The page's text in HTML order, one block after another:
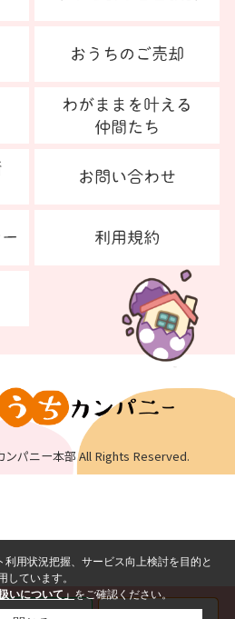
パニー本部 All Rights Reserved.
用状況把握、サービス向上検討を目的と
しています。
いについて」をご確認ください。